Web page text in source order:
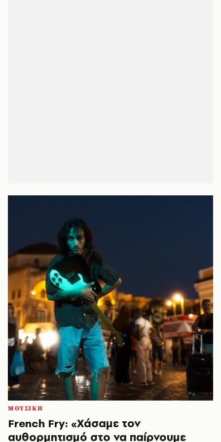
ΜΟΥΣΙΚΗ
French Fry: «Χάσαμε τον
αυθορμητισμό στο να παίρνουμε